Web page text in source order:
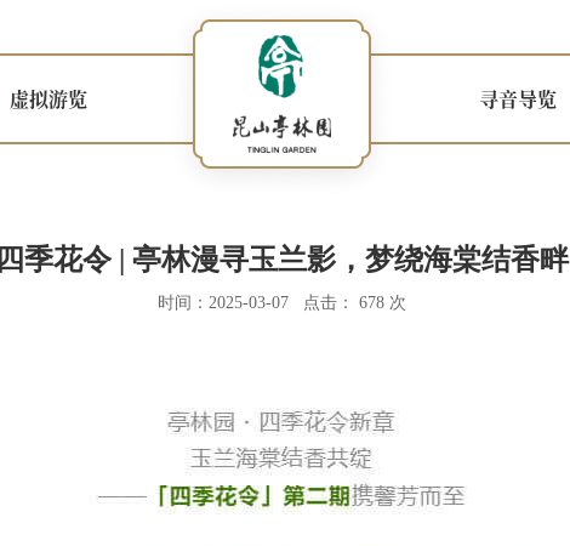
虚拟游览 寻音导览
四季花令 | 亭林漫寻玉兰影，梦绕海棠结香畔
时间：2025-03-07 点击： 678 次